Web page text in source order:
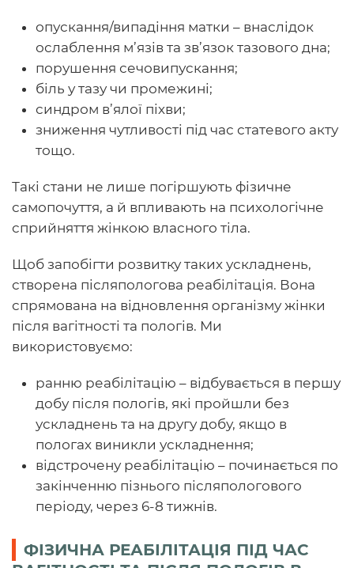
опускання/випадіння матки – внаслідок
ослаблення м’язів та зв’язок тазового дна;
порушення сечовипускання;
біль у тазу чи промежині;
синдром в’ялої піхви;
зниження чутливості під час статевого акту
тощо.
Такі стани не лише погіршують фізичне
самопочуття, а й впливають на психологічне
сприйняття жінкою власного тіла.
Щоб запобігти розвитку таких ускладнень,
створена післяпологова реабілітація. Вона
спрямована на відновлення організму жінки
після вагітності та пологів. Ми
використовуємо:
ранню реабілітацію – відбувається в першу
добу після пологів, які пройшли без
ускладнень та на другу добу, якщо в
пологах виникли ускладнення;
відстрочену реабілітацію – починається по
закінченню пізнього післяпологового
періоду, через 6-8 тижнів.
ФІЗИЧНА РЕАБІЛІТАЦІЯ ПІД ЧАС